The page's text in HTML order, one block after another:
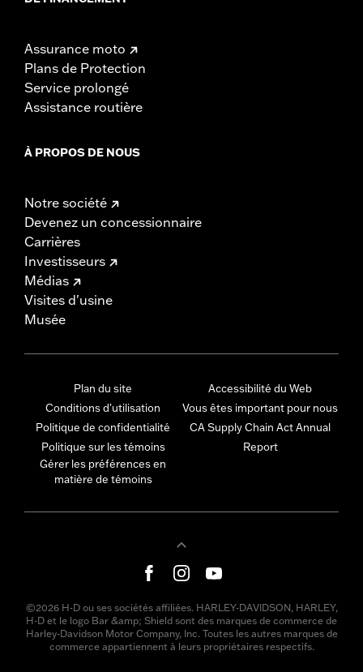
Assurance moto
Plans de Protection
Service prolongé
Assistance routière
À PROPOS DE NOUS
Notre société
Devenez un concessionnaire
Carrières
Investisseurs
Médias
Visites d'usine
Musée
Plan du site
Conditions d'utilisation
Politique de confidentialité
Politique sur les témoins
Gérer les préférences en
matière de témoins
Accessibilité du Web
Vous êtes important pour nous
CA Supply Chain Act Annual
Report
©2026 H-D ou ses sociétés affiliées. HARLEY-DAVIDSON, HARLEY,
H-D et le logo Bar &amp; Shield sont des marques de commerce de
Harley-Davidson Motor Company, Inc. Toutes les autres marques de
commerce appartiennent à leurs propriétaires respectifs.